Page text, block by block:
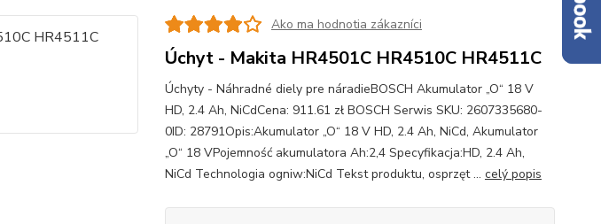
Ako ma hodnotia zákazníci
Úchyt - Makita HR4501C HR4510C HR4511C
Úchyty - Náhradné diely pre náradieBOSCH Akumulator „O“ 18 V
HD, 2.4 Ah, NiCdCena: 911.61 zł BOSCH Serwis SKU: 2607335680-
0ID: 28791Opis:Akumulator „O“ 18 V HD, 2.4 Ah, NiCd, Akumulator
„O“ 18 VPojemność akumulatora Ah:2,4 Specyfikacja:HD, 2.4 Ah,
NiCd Technologia ogniw:NiCd Tekst produktu, osprzęt ... celý popis